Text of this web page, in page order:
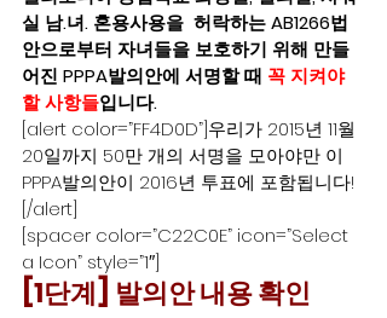
실 남.녀. 혼용사용을  허락하는 AB1266법
안으로부터 자녀들을 보호하기 위해 만들
어진 PPPA발의안에 서명할 때 꼭 지켜야
할 사항들입니다.
[alert color=”FF4D0D”]우리가 2015년 11월
20일까지 50만 개의 서명을 모아야만 이
PPPA발의안이 2016년 투표에 포함됩니다!
[/alert]
[spacer color=”C22C0E” icon=”Select
a Icon” style=”1″]
[1단계] 발의안 내용 확인